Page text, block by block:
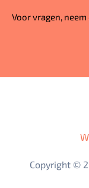
Voor vragen,
Copyright ©